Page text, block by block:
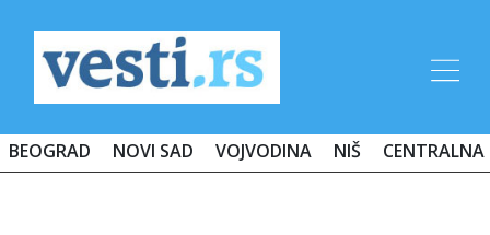
BEOGRAD NOVI SAD VOJVODINA NIŠ CENTRALNA